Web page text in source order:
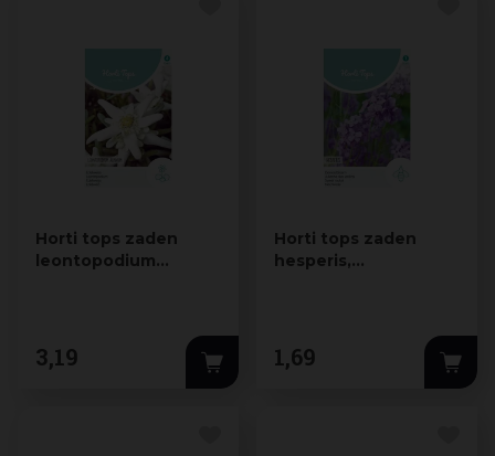
Horti tops zaden
leontopodium
3,19
Horti tops zaden
hesperis,
1,69